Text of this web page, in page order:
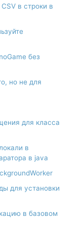
в строки в
без
но не для
для класса
в
в java
для установки
в базовом